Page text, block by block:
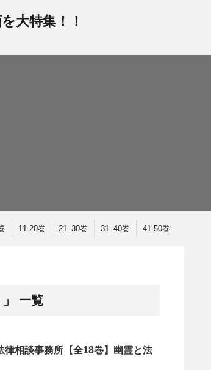
大特集！！
11-20巻 21–30巻 31–40巻 41-50巻
」 一覧
律相談事務所【全18巻】幽霊と法